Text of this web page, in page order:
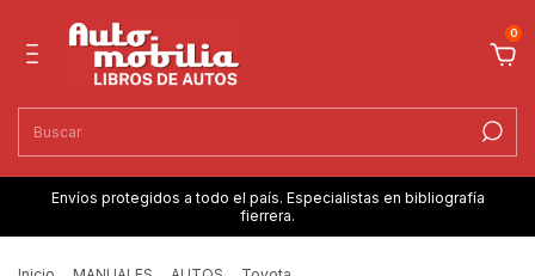
0
Envíos protegidos a todo el país. Especialistas en bibliografía
fierrera.